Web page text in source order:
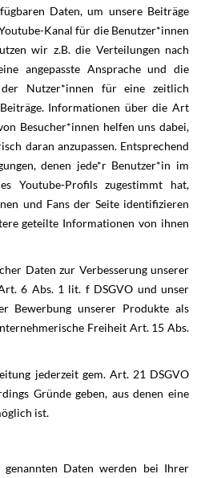
Daten, um unsere Beiträge
Kanal für die Benutzer*innen
wir z.B. die Verteilungen nach
angepasste Ansprache und die
der Nutzer*innen für eine zeitlich
Informationen über die Art
Besucher*innen helfen uns dabei,
daran anzupassen. Entsprechend
denen jede*r Benutzer*in im
Youtube-Profils zugestimmt hat,
und Fans der Seite identifizieren
geteilte Informationen von ihnen
Daten zur Verbesserung unserer
6 Abs. 1 lit. f DSGVO und unser
Bewerbung unserer Produkte als
Freiheit Art. 15 Abs.
jederzeit gem. Art. 21 DSGVO
Gründe geben, aus denen eine
ist.
Daten werden bei Ihrer